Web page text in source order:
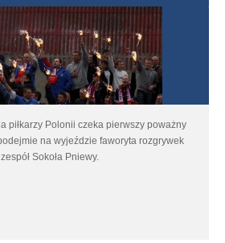
piłkarzy Polonii czeka pierwszy poważny
na wyjeździe faworyta rozgrywek
Sokoła Pniewy.